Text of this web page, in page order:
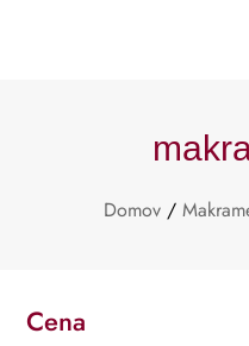
Domov/
Cena